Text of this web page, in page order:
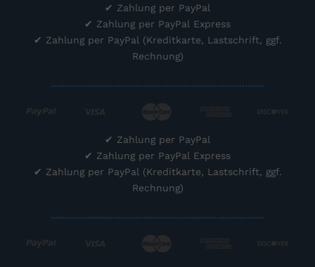
✔ Zahlung per PayPal
✔ Zahlung per PayPal Express
✔ Zahlung per PayPal (Kreditkarte, Lastschrift, ggf.
Rechnung)
............................................................................
✔ Zahlung per PayPal
✔ Zahlung per PayPal Express
✔ Zahlung per PayPal (Kreditkarte, Lastschrift, ggf.
Rechnung)
............................................................................